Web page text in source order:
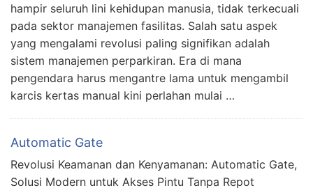
hampir seluruh lini kehidupan manusia, tidak terkecuali
pada sektor manajemen fasilitas. Salah satu aspek
yang mengalami revolusi paling signifikan adalah
sistem manajemen perparkiran. Era di mana
pengendara harus mengantre lama untuk mengambil
karcis kertas manual kini perlahan mulai …
Automatic Gate
Revolusi Keamanan dan Kenyamanan: Automatic Gate,
Solusi Modern untuk Akses Pintu Tanpa Repot